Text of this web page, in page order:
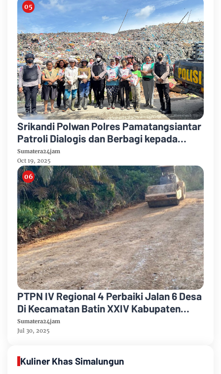
Srikandi Polwan Polres Pamatangsiantar
Patroli Dialogis dan Berbagi kepada
Masyarakat Tanjung Pinggir
Sumatera24jam
Oct 19, 2025
PTPN IV Regional 4 Perbaiki Jalan 6 Desa
Di Kecamatan Batin XXIV Kabupaten
Batang Hari Untuk Meningkatkan
Ekonomi Masyarakat
Sumatera24jam
Jul 30, 2025
Kuliner Khas Simalungun